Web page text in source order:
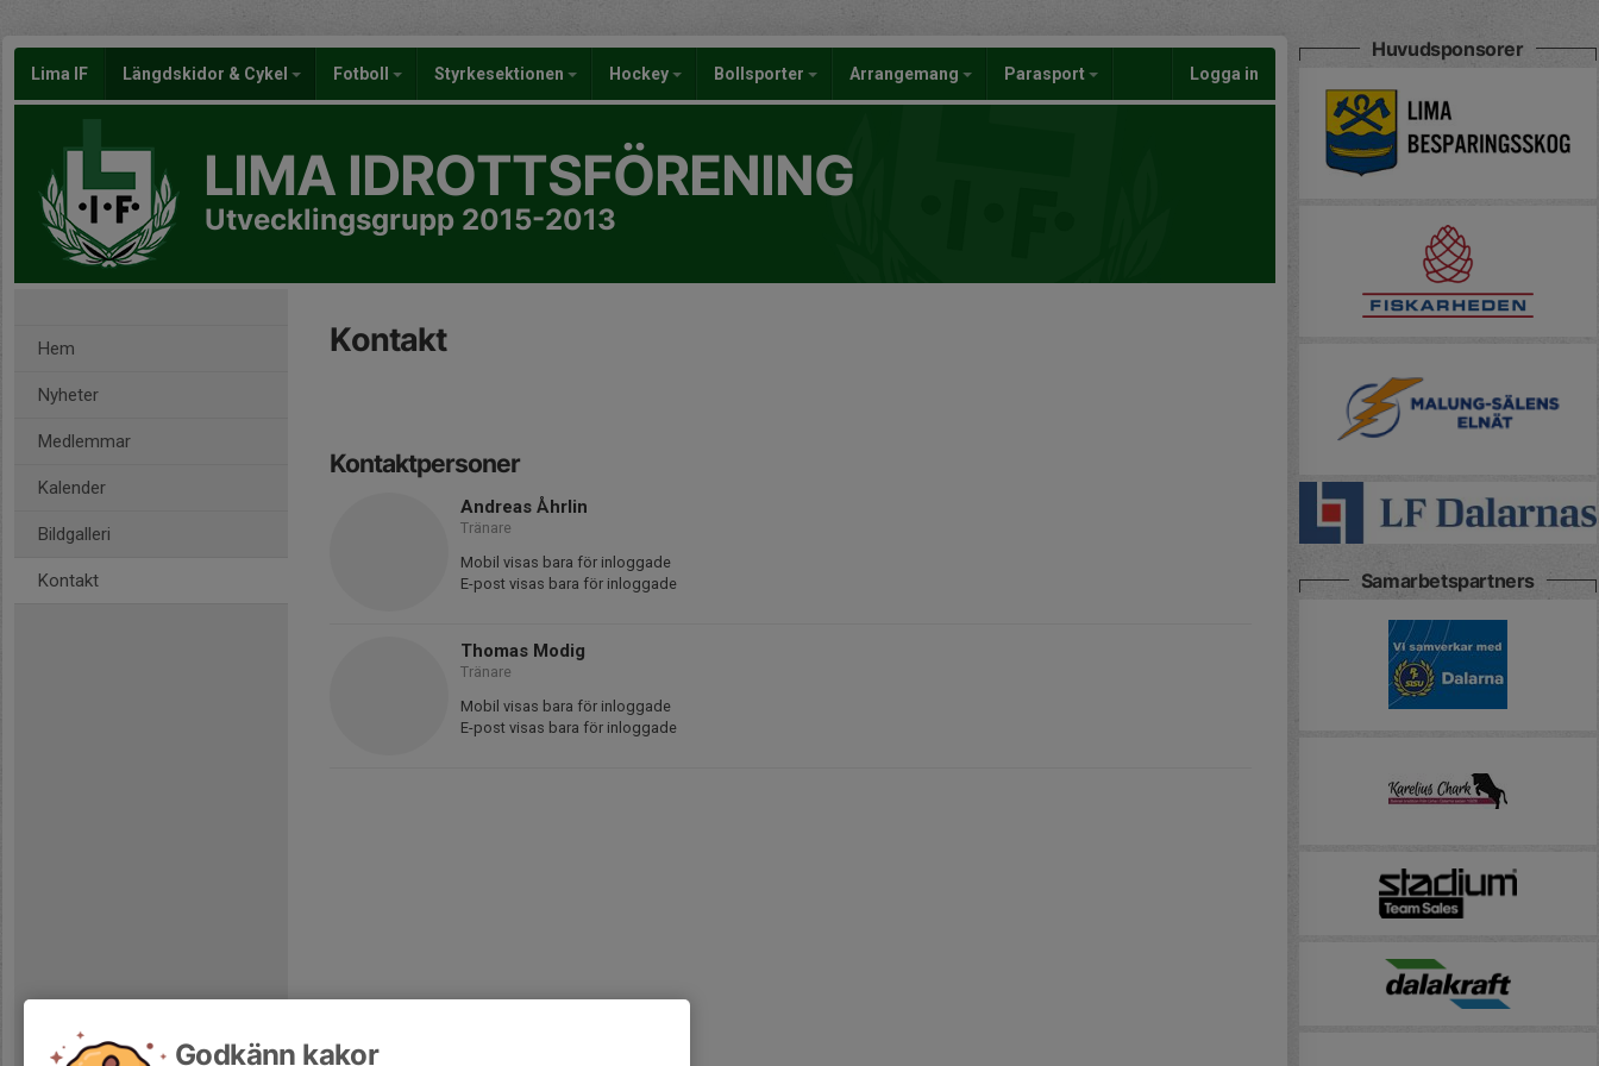
Lima IF Längdskidor & Cykel Fotboll Styrkesektionen Hockey Bollsporter Arrangemang Parasport Logga in
LIMA IDROTTSFÖRENING
Utvecklingsgrupp 2015-2013
Hem
Nyheter
Medlemmar
Kalender
Bildgalleri
Kontakt
Kontakt
Kontaktpersoner
Andreas Åhrlin
Tränare
Mobil visas bara för inloggade
E-post visas bara för inloggade
Thomas Modig
Tränare
Mobil visas bara för inloggade
E-post visas bara för inloggade
Huvudsponsorer
Samarbetspartners
Godkänn kakor